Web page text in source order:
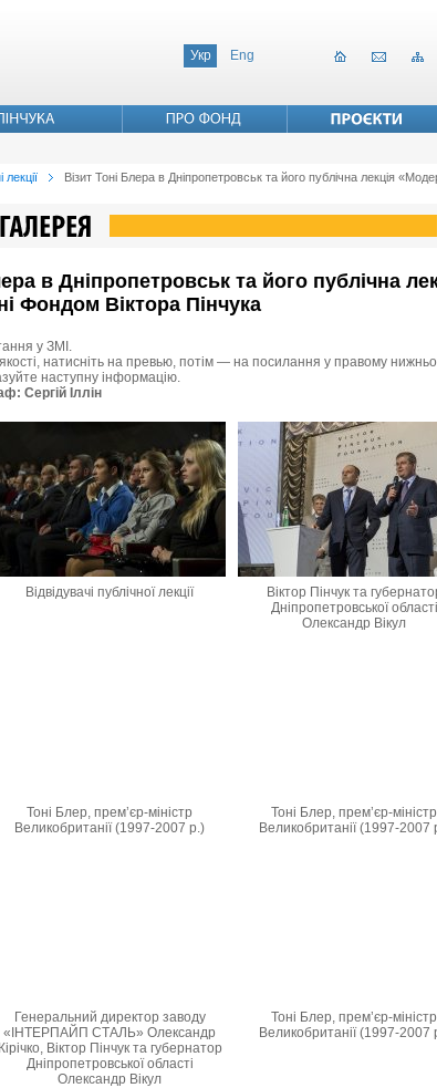
Укр Eng
лекції
Візит Тоні Блера в Дніпропетровськ та його публічна лекція
в Дніпропетровськ та його публічна
Фондом Віктора Пінчука
у ЗМІ.
натисніть на превью, потім — на посилання у правому
наступну інформацію.
Сергій Іллін
Відвідувачі публічної лекції
Віктор Пінчук та
Дніпропетровської області
Олександр Вікул
Тоні Блер, прем’єр-міністр
Великобританії (1997-2007 р.)
Тоні Блер, прем’єр-міністр
Великобританії (1997-2007
Генеральний директор заводу
«ІНТЕРПАЙП СТАЛЬ» Олександр
Кірічко, Віктор Пінчук та губернатор
Дніпропетровської області
Олександр Вікул
Тоні Блер, прем’єр-міністр
Великобританії (1997-2007